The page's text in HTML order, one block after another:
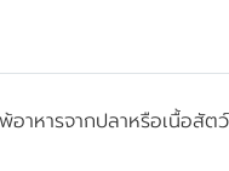
หารจากปลาหรือเนื้อสัต